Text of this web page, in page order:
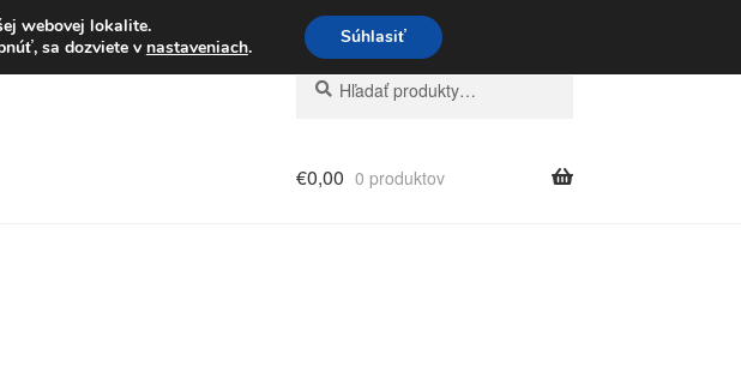
09:00–16:00 233 221 276
Hľadať:
Vyhľadávanie
€0,00 0 produktov
webovej lokalite.
sa dozviete v nastaveniach. Súhlasiť